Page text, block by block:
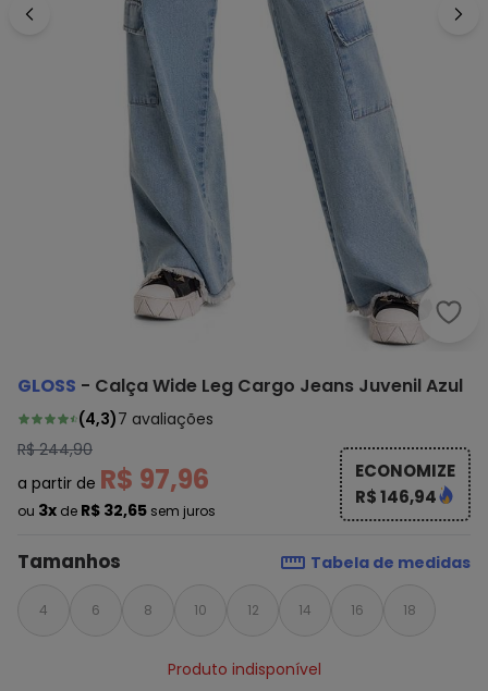
GLOSS - Calça Wide Leg Cargo Jeans Juvenil Azul
(4,3)7 avaliações
R$ 244,90
a partir de R$ 97,96
ou 3x de R$ 32,65 sem juros
ECONOMIZE
R$ 146,94
Tamanhos Tabela de medidas
4 6 8 10 12 14 16 18
Produto indisponível